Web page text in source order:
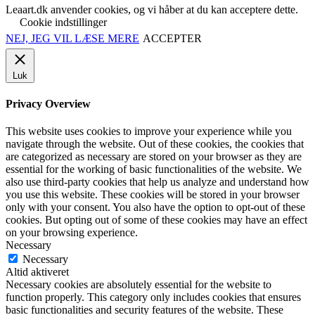
Leaart.dk anvender cookies, og vi håber at du kan acceptere dette.
Cookie indstillinger
NEJ, JEG VIL LÆSE MERE ACCEPTER
Luk
Privacy Overview
This website uses cookies to improve your experience while you
navigate through the website. Out of these cookies, the cookies that
are categorized as necessary are stored on your browser as they are
essential for the working of basic functionalities of the website. We
also use third-party cookies that help us analyze and understand how
you use this website. These cookies will be stored in your browser
only with your consent. You also have the option to opt-out of these
cookies. But opting out of some of these cookies may have an effect
on your browsing experience.
Necessary
Necessary
Altid aktiveret
Necessary cookies are absolutely essential for the website to
function properly. This category only includes cookies that ensures
basic functionalities and security features of the website. These